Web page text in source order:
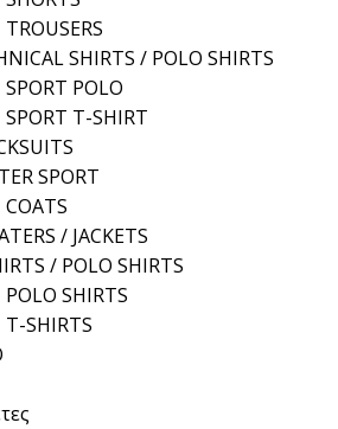
TROUSERS
SHIRTS / POLO SHIRTS
SPORT POLO
SPORT T-SHIRT
SPORT
COATS
/ JACKETS
/ POLO SHIRTS
POLO SHIRTS
T-SHIRTS